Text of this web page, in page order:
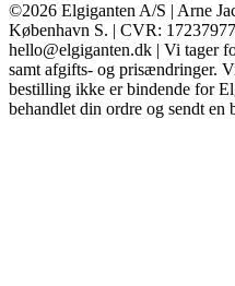
©2026 Elgiganten A/S | Arne
København S. | CVR:
hello@elgiganten.dk | Vi tager
samt afgifts- og prisændringer.
bestilling ikke er bindende for
behandlet din ordre og sendt en